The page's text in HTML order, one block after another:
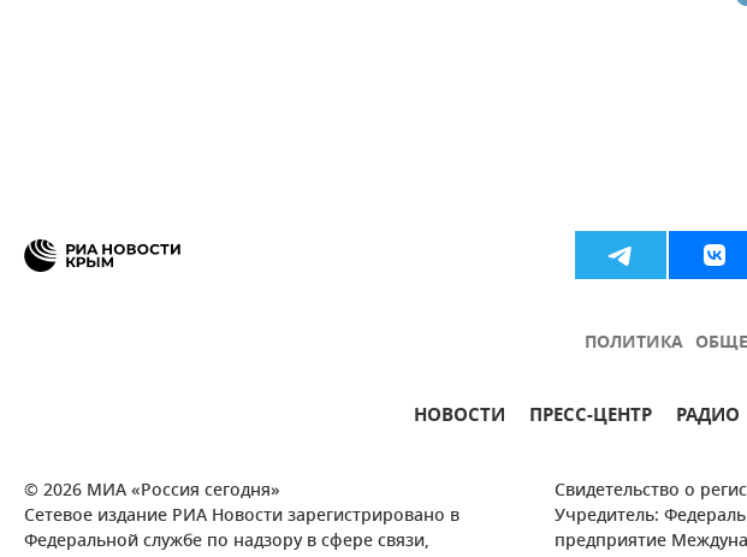
ПОЛИТИКА
НОВОСТИ ПРЕСС-ЦЕНТР РАДИО
© 2026 МИА «Россия сегодня»
Сетевое издание РИА Новости зарегистрировано в
Федеральной службе по надзору в сфере связи,
Свидетельство о
Учредитель:
предприятие